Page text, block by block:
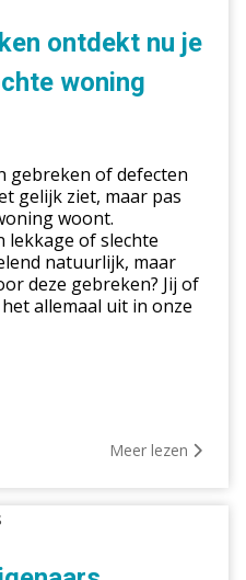
ontdekt nu je
woning
gebreken of defecten
gelijk ziet, maar pas
woont.
lekkage of slechte
natuurlijk, maar
deze gebreken? Jij of
allemaal uit in onze
Meer lezen